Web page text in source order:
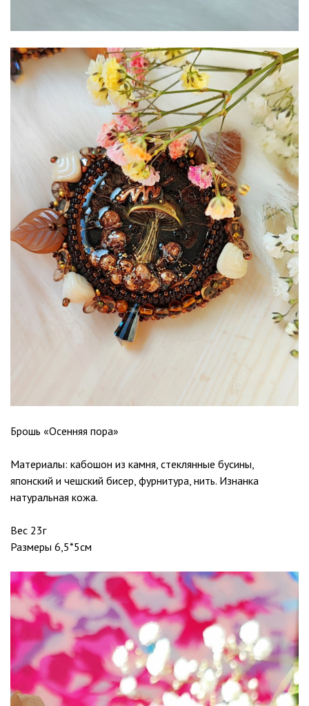
Брошь «Осенняя пора»
Материалы: кабошон из камня, стеклянные бусины,
японский и чешский бисер, фурнитура, нить. Изнанка
натуральная кожа.
Вес 23г
Размеры 6,5*5см